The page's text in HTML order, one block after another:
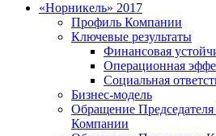
«Норникель» 2017
Профиль Компании
Ключевые результаты
Финансовая
Операционная
Социальная
Бизнес-модель
Обращение Председателя
Компании